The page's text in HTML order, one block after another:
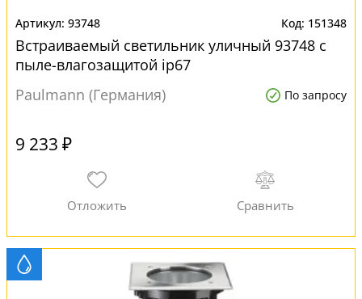
93748 151348
Встраиваемый светильник уличный 93748 с
пыле-влагозащитой ip67
Paulmann (Германия)
По запросу
9 233 ₽